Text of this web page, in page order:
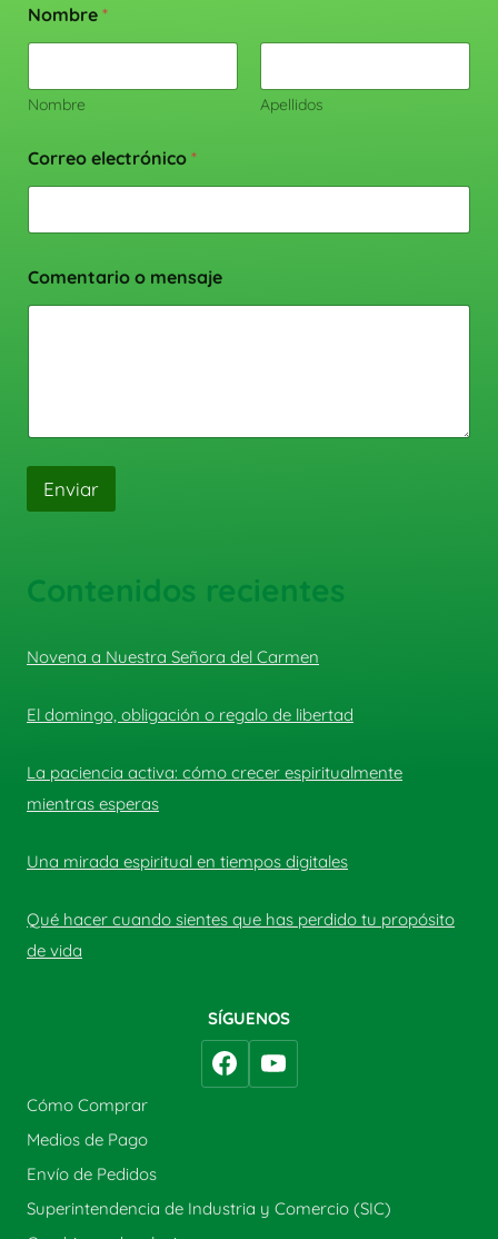
Nombre *
Nombre Apellidos
Correo electrónico *
Comentario o mensaje
Enviar
Contenidos recientes
Novena a Nuestra Señora del Carmen
El domingo, obligación o regalo de libertad
La paciencia activa: cómo crecer espiritualmente
mientras esperas
Una mirada espiritual en tiempos digitales
Qué hacer cuando sientes que has perdido tu propósito
de vida
SÍGUENOS
Cómo Comprar
Medios de Pago
Envío de Pedidos
Superintendencia de Industria y Comercio (SIC)